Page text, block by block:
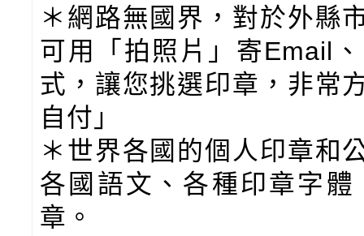
＊網路無國界，對於外縣
可用「拍照片」寄Email
式，讓您挑選印章，非常
自付」
＊世界各國的個人印章和
各國語文、各種印章字
章。